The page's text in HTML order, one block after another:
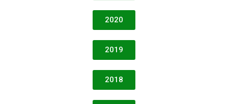
2020
2019
2018